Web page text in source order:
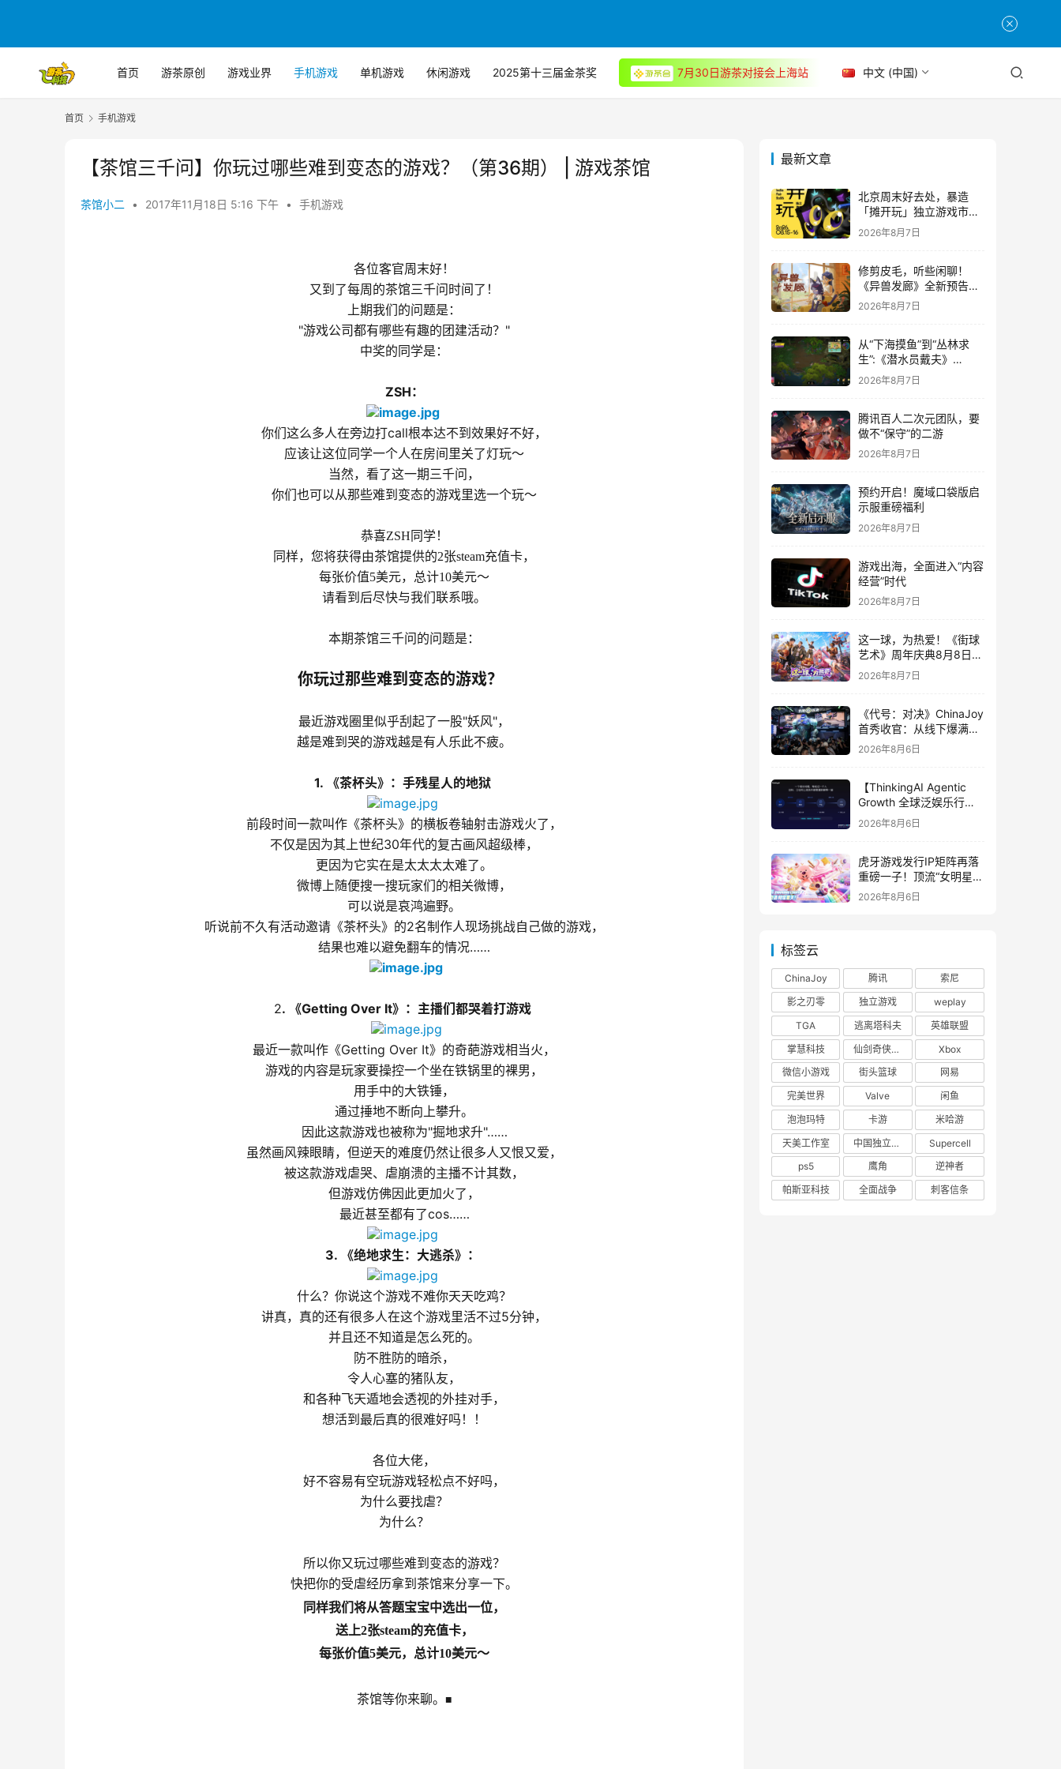
首页 游茶原创 游戏业界 手机游戏 单机游戏 休闲游戏 2025第十三届金茶奖 7月30日游茶对接会上海站 中文 (中国)
首页 手机游戏
【茶馆三千问】你玩过哪些难到变态的游戏？（第36期） | 游戏茶馆
茶馆小二 • 2017年11月18日 5:16 下午 • 手机游戏
各位客官周末好！
又到了每周的茶馆三千问时间了！
上期我们的问题是：
"游戏公司都有哪些有趣的团建活动？ "
中奖的同学是：
ZSH：
你们这么多人在旁边打call根本达不到效果好不好，
应该让这位同学一个人在房间里关了灯玩～
当然，看了这一期三千问，
你们也可以从那些难到变态的游戏里选一个玩～
恭喜ZSH同学！
同样，您将获得由茶馆提供的2张steam充值卡，
每张价值5美元，总计10美元～
请看到后尽快与我们联系哦。
本期茶馆三千问的问题是：
你玩过那些难到变态的游戏？
最近游戏圈里似乎刮起了一股"妖风"，
越是难到哭的游戏越是有人乐此不疲。
1. 《茶杯头》：手残星人的地狱
前段时间一款叫作《茶杯头》的横板卷轴射击游戏火了，
不仅是因为其上世纪30年代的复古画风超级棒，
更因为它实在是太太太太难了。
微博上随便搜一搜玩家们的相关微博，
可以说是哀鸿遍野。
听说前不久有活动邀请《茶杯头》的2名制作人现场挑战自己做的游戏，
结果也难以避免翻车的情况……
2. 《Getting Over It》：主播们都哭着打游戏
最近一款叫作《Getting Over It》的奇葩游戏相当火，
游戏的内容是玩家要操控一个坐在铁锅里的裸男，
用手中的大铁锤，
通过捶地不断向上攀升。
因此这款游戏也被称为"掘地求升"……
虽然画风辣眼睛，但逆天的难度仍然让很多人又恨又爱，
被这款游戏虐哭、虐崩溃的主播不计其数，
但游戏仿佛因此更加火了，
最近甚至都有了cos……
3. 《绝地求生：大逃杀》：
什么？你说这个游戏不难你天天吃鸡？
讲真，真的还有很多人在这个游戏里活不过5分钟，
并且还不知道是怎么死的。
防不胜防的暗杀，
令人心塞的猪队友，
和各种飞天遁地会透视的外挂对手，
想活到最后真的很难好吗！！
各位大佬，
好不容易有空玩游戏轻松点不好吗，
为什么要找虐？
为什么？
所以你又玩过哪些难到变态的游戏？
快把你的受虐经历拿到茶馆来分享一下。
同样我们将从答题宝宝中选出一位，
送上2张steam的充值卡，
每张价值5美元，总计10美元～
茶馆等你来聊。 ■
最新文章
北京周末好去处，暴造
「摊开玩」独立游戏市集
正式开票！
2026年8月7日
修剪皮毛，听些闲聊！
《异兽发廊》全新预告与
Steam免费试玩公开
2026年8月7日
从“下海摸鱼”到“丛林求
生”:《潜水员戴夫》
DLC《丛林》移动端定档
8月14日
2026年8月7日
腾讯百人二次元团队，要
做不“保守”的二游
2026年8月7日
预约开启！魔域口袋版启
示服重磅福利
2026年8月7日
游戏出海，全面进入“内容
经营”时代
2026年8月7日
这一球，为热爱！《街球
艺术》周年庆典8月8日正
式上线，多重福利与全新
内容同步开启
2026年8月7日
《代号：对决》ChinaJoy
首秀收官：从线下爆满看
见玩家的真实期待
2026年8月6日
【ThinkingAI Agentic
Growth 全球泛娱乐行业
峰会】Agent 时代，人到
底负责什么
2026年8月6日
虎牙游戏发行IP矩阵再落
重磅一子！顶流“女明星”
ZANMANG LOOPY 正版
2026年8月6日
标签云
ChinaJoy 腾讯
索尼
影之刃零
独立游戏
weplay
TGA
逃离塔科夫
英雄联盟
掌慧科技
仙剑奇侠传四
Xbox
微信小游戏
街头篮球
网易
完美世界
Valve
闲鱼
泡泡玛特
卡游
米哈游
天美工作室
中国独立游戏联盟
Supercell
ps5
鹰角
逆神者
帕斯亚科技
全面战争 刺客信条